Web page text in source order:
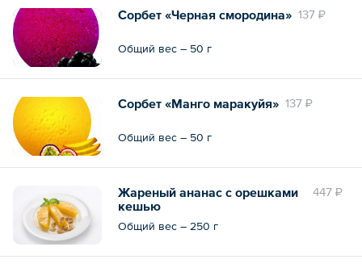
137 ₽
Сорбет «Черная смородина»
Общий вес – 50 г
137 ₽
Сорбет «Манго маракуйя»
Общий вес – 50 г
447 ₽
Жареный ананас с орешками
кешью
Общий вес – 250 г